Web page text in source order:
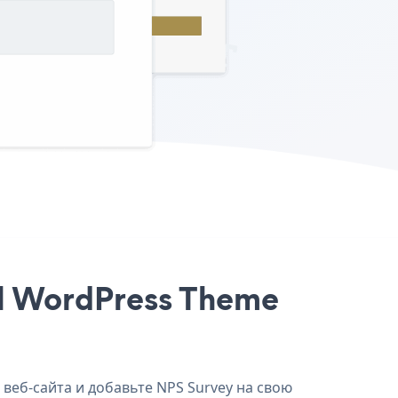
WordPress Theme
сайта и добавьте NPS Survey на свою